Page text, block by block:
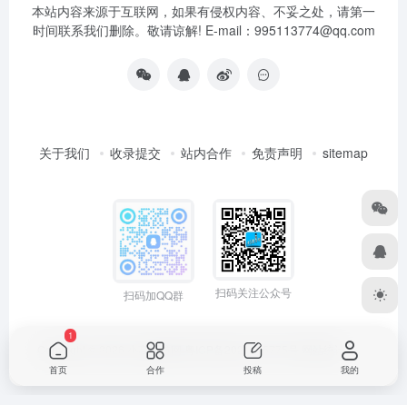
本站内容来源于互联网，如果有侵权内容、不妥之处，请第一
时间联系我们删除。敬请谅解! E-mail：995113774@qq.com
关于我们 收录提交 站内合作 免责声明 sitemap
扫码加QQ群 扫码关注公众号
Copyright © 2026 小高导航网 粤ICP备2021165775号 网站统计
首页
1
合作 投稿 我的